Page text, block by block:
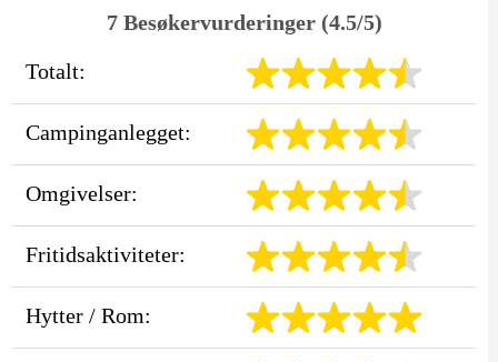
7 Besøkervurderinger (4.5/5)
Totalt:
Campinganlegget:
Omgivelser:
Fritidsaktiviteter:
Hytter / Rom: